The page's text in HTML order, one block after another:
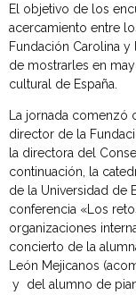
El objetivo de los
acercamiento entre
Fundación Carolina
de mostrarles en
cultural de España.
La jornada comenzó
director de la
la directora del
continuación, la
de la Universidad de
conferencia «Los
organizaciones
concierto de la
León Mejicanos
y del alumno de